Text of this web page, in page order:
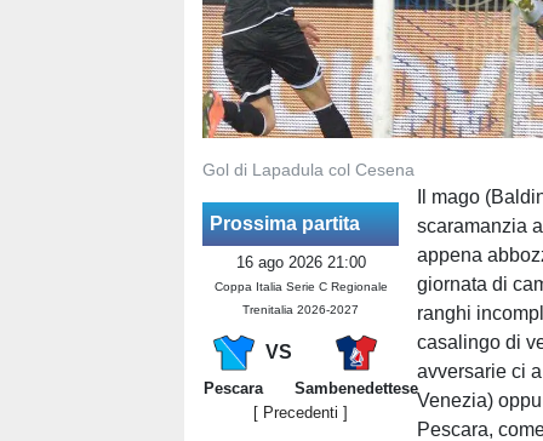
Gol di Lapadula col Cesena
Prossima partita
16 ago 2026 21:00
Coppa Italia Serie C Regionale
Trenitalia 2026-2027
VS
Pescara
Sambenedettese
[ Precedenti ]
Il mago
scaramanzia
appena
giornata di
ranghi
casalingo di
avversarie ci
Venezia)
Pescara,